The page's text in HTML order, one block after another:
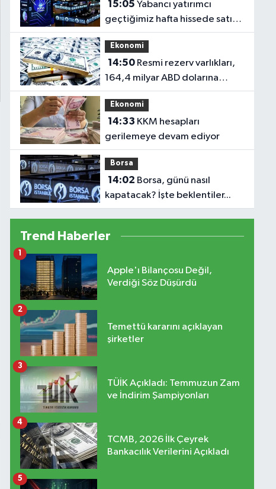
15:05
geçtiğimiz hafta hissede satıcı,
DİBS'de alıcı oldu
Ekonomi
14:50Resmi rezerv varlıkları,
164,4 milyar ABD dolarına
ulaştı
Ekonomi
14:33
gerilemeye devam ediyor
Borsa
14:02
kapatacak? İşte beklentiler...
Trend Haberler
Apple'ı Bilançosu Değil,
Verdiği Söz Düşürdü
1
Temettü kararını açıklayan
şirketler
2
TÜİK Açıkladı: Temmuzun Zam
ve İndirim Şampiyonları
3
TCMB, 2026 İlk Çeyrek
Bankacılık Verilerini Açıkladı
4
5